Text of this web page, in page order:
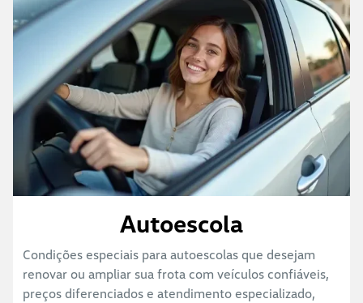
Autoescola
Condições especiais para autoescolas que desejam
renovar ou ampliar sua frota com veículos confiáveis,
preços diferenciados e atendimento especializado,